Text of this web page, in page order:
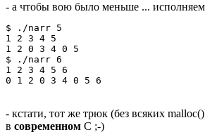
- а чтобы вою было меньше ...
$ ./narr 5
1 2 3 4 5
1 2 0 3 4 0 5
$ ./narr 6
1 2 3 4 5 6
0 1 2 0 3 4 0 5 6
- кстати, тот же трюк (без всяких
в современном C ;-)